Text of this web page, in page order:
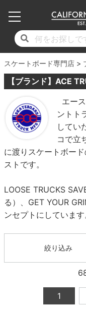
スケートボード専門店
【ブランド】ACE
エー
ントト
してい
コで立
に渡りスケートボー
ストです。
LOOSE TRUCKS
る）、GET YOUR
ンセプトにしています
絞り込み
1
17時まで
11,000
毎月1日はポイント5
コンプリートセッ
デッキ
17時まで
11,000
毎月1日はポイント5
デッキ新着一覧
デッキブランド一
サイズからデッキを
子供用デッキ
7.0inch以下
7.2inch
7.3inch
7.6inch
7.7inch
7.8inch
17時まで
11,000
毎月1日はポイント5
トラック新着一覧
トラックブランド
適合デッキサイズか
7.0inch以下
7.2inch
7.3inch
7.5inch
7.7inch
7.8inch
7.9inch
ウィール
17時まで
11,000
毎月1日はポイント5
ウィール新着一覧
ウィールブランド
ウィールをサイズか
50mm
51mm
52mm
53mm
55mm
56mm
57mm
スピットファイヤー
ボーンズ XF（エッ
ソフトウィール（ク
ベアリング
デッキテープ
ボルト
足回りセット（
17時まで
11,000
毎月1日はポイント5
シューズ新着一覧
シューズブランド一
シューズをサイズか
20cm
21cm
22cm
22.5cm
23.5cm
24cm
24.5cm
サンダル
インソール
シューレース・その
17時まで
11,000
毎月1日はポイント5
Tシャツ
ロングスリーブT
ジャケット
パーカー
トレーナー・セー
パンツ
ショーツ
長袖ボタンシャツ
7分袖シャツ・ラ
17時まで
11,000
毎月1日はポイント5
最新ブログ一覧
カテゴリー
17時まで
11,000
毎月1日はポイント5
初心者の方へ
商品情報
スタッフおすすめア
ブランド紹介
INFO
スケートパーク情報
17時まで
11,000
毎月1日はポイント5
店舗情報
ショップライダー紹
スタッフ紹介
カリフォルニアスト
求人情報
プライバシーポリシ
特定商取引法に基づ